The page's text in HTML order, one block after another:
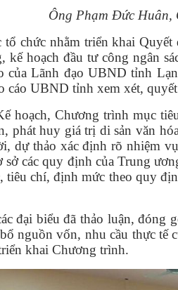
Ông Phạm Đức Huân,
tổ chức nhằm triển khai
kế hoạch đầu tư công ngân
của Lãnh đạo UBND tỉnh
cáo UBND tỉnh xem xét,
hoạch, Chương trình mục
phát huy giá trị di sản văn
dự thảo xác định rõ nhiệm
sở các quy định của Trung
tiêu chí, định mức theo quy
đại biểu đã thảo luận,
nguồn vốn, nhu cầu thực tế
khai Chương trình.